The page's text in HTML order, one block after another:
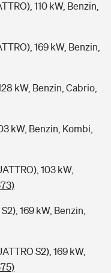
110 kW, Benzin,
169 kW, Benzin,
kW, Benzin, Cabrio,
kW, Benzin, Kombi,
103 kW,
169 kW, Benzin,
S2), 169 kW,